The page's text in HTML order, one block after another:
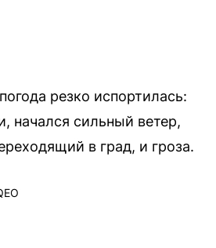
резко испортилась:
начался сильный ветер,
в град, и гроза.